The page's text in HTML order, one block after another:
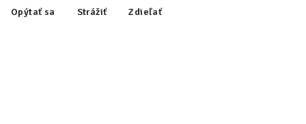
Opýtať sa Strážiť Zdieľať